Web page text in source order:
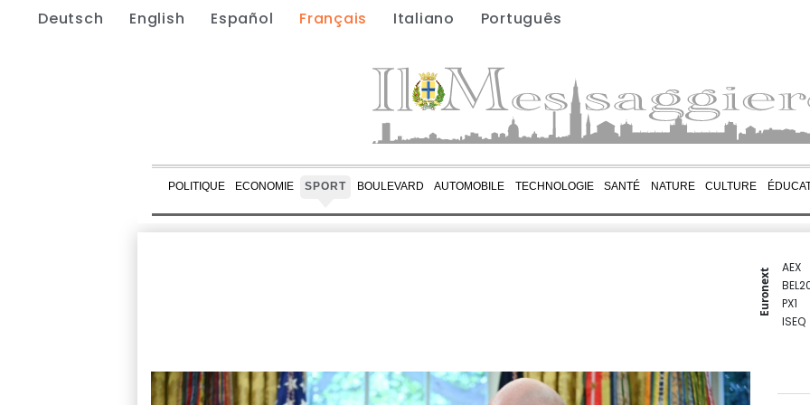
Deutsch English Español Français Italiano Português
POLITIQUE ECONOMIE SPORT BOULEVARD AUTOMOBILE TECHNOLOGIE SANTÉ NATURE CULTURE
Euronext
AEX
PX1
ISEQ